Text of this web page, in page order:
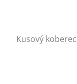
Kusový